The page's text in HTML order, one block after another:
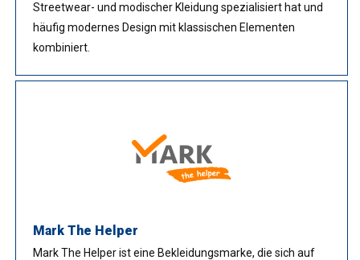
Streetwear- und modischer Kleidung spezialisiert hat und
häufig modernes Design mit klassischen Elementen
kombiniert.
Mark The Helper
Mark The Helper ist eine Bekleidungsmarke, die sich auf